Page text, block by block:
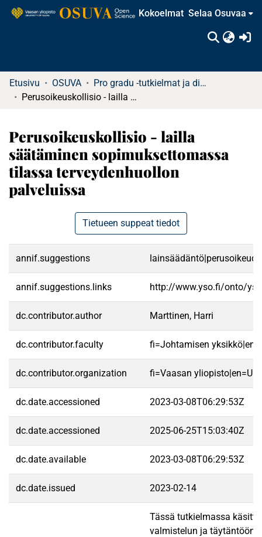
Kokoelmat Selaa Osuvaa
Etusivu OSUVA
Pro gradu -tutkielmat ja diplomityöt
Perusoikeuskollisio - lailla säätäminen sopimuksettomassa tilassa terveydenhuollon palveluissa
Perusoikeuskollisio - lailla
säätäminen sopimuksettomassa
tilassa terveydenhuollon
palveluissa
Tietueen suppeat tiedot
annif.suggestions
annif.suggestions.links http://www.yso.fi/onto/
dc.contributor.author Marttinen, Harri
dc.contributor.faculty fi=Johtamisen
dc.contributor.organization fi=Vaasan
dc.date.accessioned 2023-03-08T06:29:53Z
dc.date.accessioned 2025-06-25T15:03:40Z
dc.date.available 2023-03-08T06:29:53Z
dc.date.issued 2023-02-14
Tässä tutkielmassa
valmistelun ja